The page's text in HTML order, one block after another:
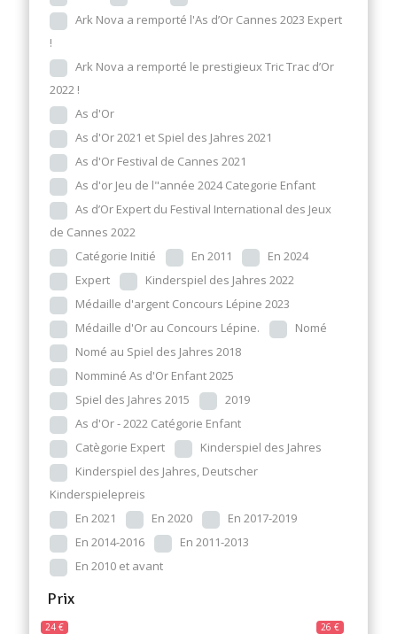
Ark Nova a remporté l'As d’Or Cannes 2023 Expert
!
Ark Nova a remporté le prestigieux Tric Trac d’Or
2022 !
As d'Or
As d'Or 2021 et Spiel des Jahres 2021
As d'Or Festival de Cannes 2021
As d'or Jeu de l"année 2024 Categorie Enfant
As d’Or Expert du Festival International des Jeux
de Cannes 2022
Catégorie Initié
En 2011
En 2024
Expert
Kinderspiel des Jahres 2022
Médaille d'argent Concours Lépine 2023
Médaille d'Or au Concours Lépine.
Nomé
Nomé au Spiel des Jahres 2018
Nomminé As d'Or Enfant 2025
Spiel des Jahres 2015
2019
As d'Or - 2022 Catégorie Enfant
Catègorie Expert
Kinderspiel des Jahres
Kinderspiel des Jahres, Deutscher
Kinderspielepreis
En 2021
En 2020
En 2017-2019
En 2014-2016
En 2011-2013
En 2010 et avant
Prix
24 € 26 €